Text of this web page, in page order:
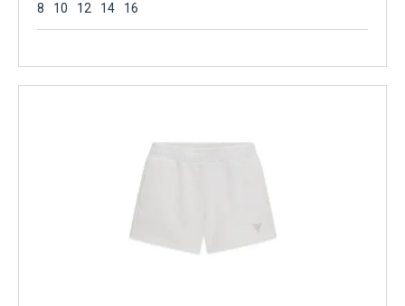
8 10 12 14 16